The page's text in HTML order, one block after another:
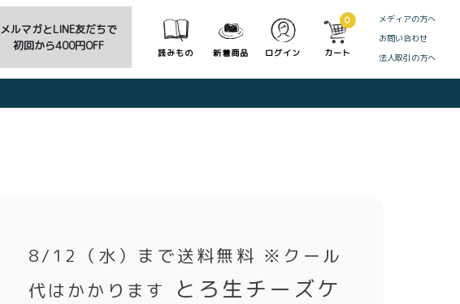
メルマガとLINE友だちで
初回から400円OFF
読みもの 新着商品 ログイン
0
カート
メディアの方へ
お問い合わせ
法人取引の方へ
CLOSE
8/12（水）まで送料無料 ※クール
代はかかります
とろ生チーズケ